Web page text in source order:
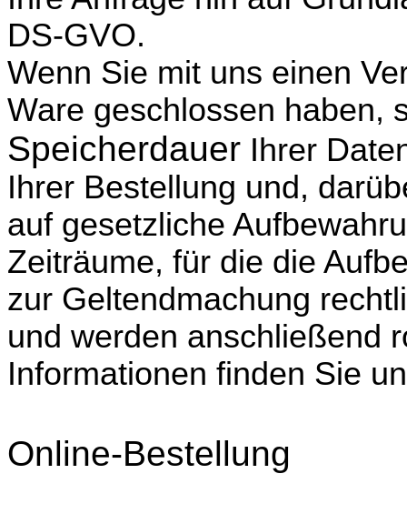
DS-GVO.
Wenn Sie mit uns einen
Ware geschlossen haben,
Speicherdauer Ihrer
Ihrer Bestellung und,
auf gesetzliche
Zeiträume, für die die
zur Geltendmachung
und werden anschließend
Informationen finden Sie
Online-Bestellung